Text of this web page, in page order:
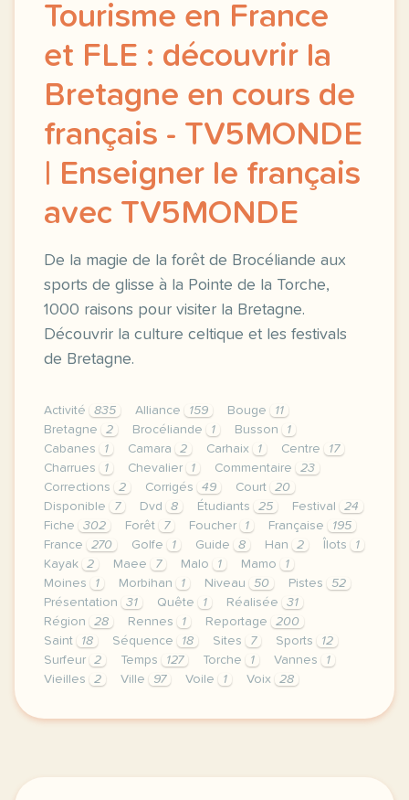
Tourisme en France
et FLE : découvrir la
Bretagne en cours de
français - TV5MONDE
| Enseigner le français
avec TV5MONDE
De la magie de la forêt de Brocéliande aux
sports de glisse à la Pointe de la Torche,
1000 raisons pour visiter la Bretagne.
Découvrir la culture celtique et les festivals
de Bretagne.
Activité 835 Alliance 159 Bouge
11
Bretagne
2 Brocéliande 1 Busson
1
Cabanes
1 Camara 2 Carhaix 1 Centre
17
Charrues
1 Chevalier 1 Commentaire
23
Corrections
2 Corrigés 49 Court
20
Disponible
7 Dvd 8 Étudiants 25 Festival
24
Fiche
302 Forêt 7 Foucher 1 Française
195
France
270 Golfe 1 Guide 8 Han 2 Îlots
1
Kayak
2 Maee 7 Malo 1 Mamo
1
Moines
1 Morbihan 1 Niveau 50 Pistes
52
Présentation
31 Quête 1 Réalisée
31
Région
28 Rennes 1 Reportage
200
Saint
18 Séquence 18 Sites 7 Sports
12
Surfeur
2 Temps 127 Torche 1 Vannes
1
Vieilles
2 Ville 97 Voile 1 Voix 28
le respect de votre vie privee est une priorite